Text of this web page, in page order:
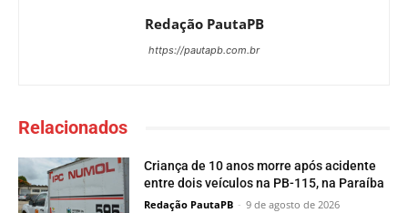
Redação PautaPB
https://pautapb.com.br
Relacionados
Criança de 10 anos morre após acidente
entre dois veículos na PB-115, na Paraíba
Redação PautaPB - 9 de agosto de 2026